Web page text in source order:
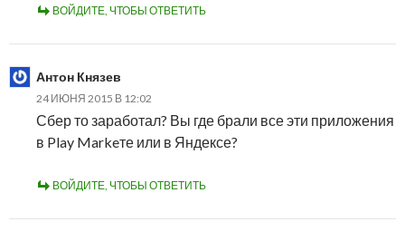
ВОЙДИТЕ, ЧТОБЫ ОТВЕТИТЬ
Антон Князев
24 ИЮНЯ 2015 В 12:02
Сбер то заработал? Вы где брали все эти приложения
в Play Markeте или в Яндексе?
ВОЙДИТЕ, ЧТОБЫ ОТВЕТИТЬ